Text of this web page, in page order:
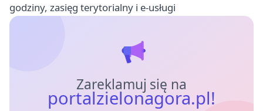
godziny, zasięg terytorialny i e-usługi
Zareklamuj się na
portalzielonagora.pl!